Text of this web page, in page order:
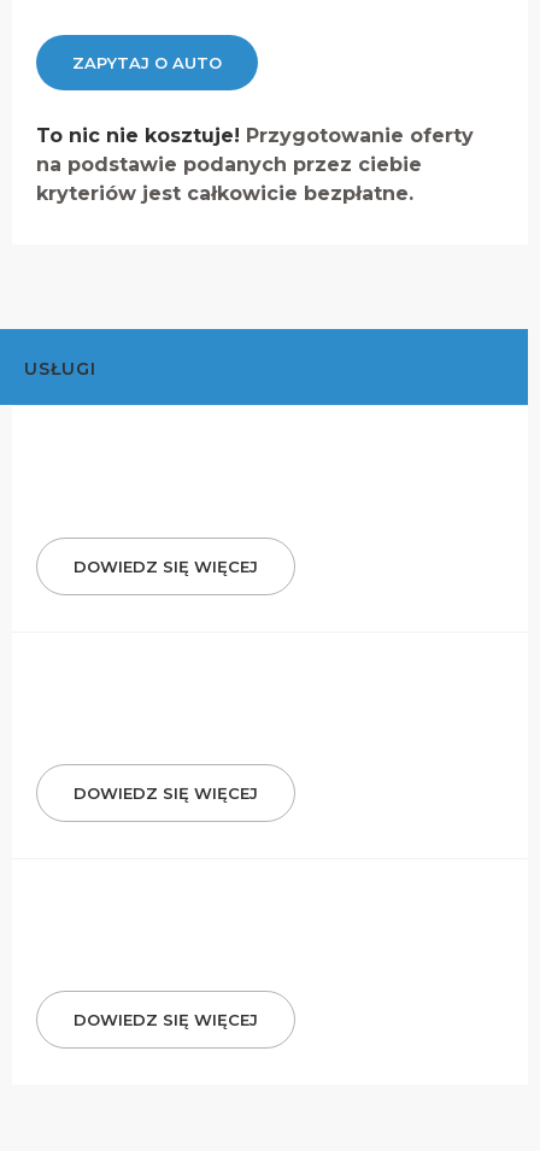
ZAPYTAJ O AUTO
To nic nie kosztuje! Przygotowanie oferty
na podstawie podanych przez ciebie
kryteriów jest całkowicie bezpłatne.
USŁUGI
DOWIEDZ SIĘ WIĘCEJ
DOWIEDZ SIĘ WIĘCEJ
DOWIEDZ SIĘ WIĘCEJ